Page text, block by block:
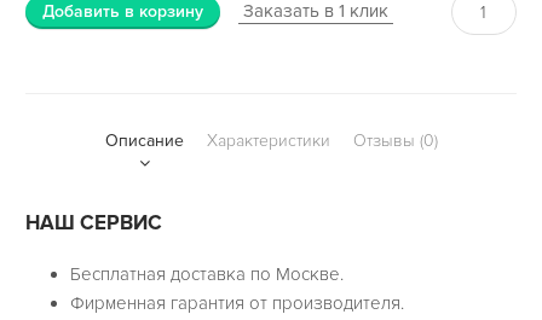
Добавить в корзину Заказать в 1 клик
Описание Характеристики Отзывы (0)
НАШ СЕРВИС
Бесплатная доставка по Москве.
Фирменная гарантия от производителя.